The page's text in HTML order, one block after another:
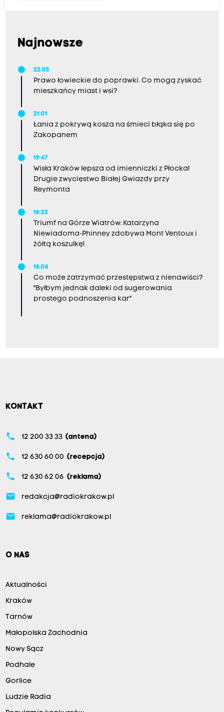
Najnowsze
22:05
Prawo łowieckie do poprawki. Co mogą zyskać
mieszkańcy miast i wsi?
21:01
Łania z pokrywą kosza na śmieci błąka się po
Zakopanem
19:47
Wisła Kraków lepsza od imienniczki z Płocka!
Drugie zwycięstwo Białej Gwiazdy przy
Reymonta
18:23
Triumf na Górze Wiatrów: Katarzyna
Niewiadoma-Phinney zdobywa Mont Ventoux i
żółtą koszulkę!
18:08
Co może zatrzymać przestępstwa z nienawiści?
"Byłbym jednak daleki od sugerowania
prostego podnoszenia kar"
KONTAKT
phone 12 200 33 33 (antena)
phone 12 630 60 00 (recepcja)
phone 12 630 62 06 (reklama)
email redakcja@radiokrakow.pl
email reklama@radiokrakow.pl
O NAS
Aktualności
Kraków
Tarnów
Małopolska Zachodnia
Nowy Sącz
Podhale
Gorlice
Ludzie Radia